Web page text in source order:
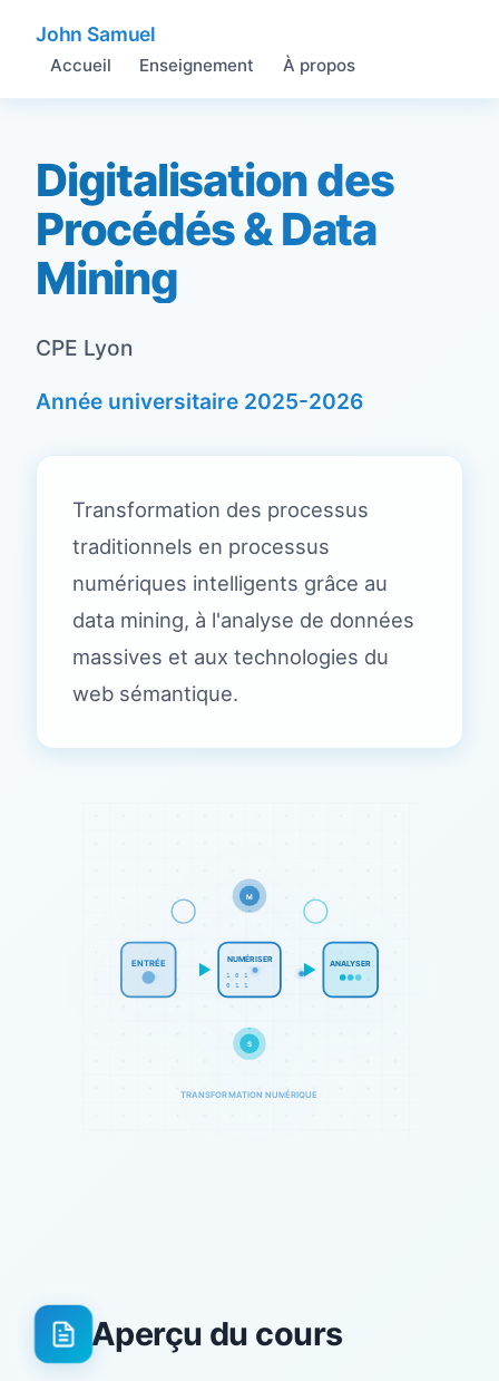
John Samuel
Accueil Enseignement À propos
Digitalisation des
Procédés & Data
Mining
CPE Lyon
Année universitaire 2025-2026
Transformation des processus
traditionnels en processus
numériques intelligents grâce au
data mining, à l'analyse de données
massives et aux technologies du
web sémantique.
ENTRÉE NUMÉRISER
1 0 1
0 1 1
ANALYSER
M
S
TRANSFORMATION NUMÉRIQUE
Aperçu du cours